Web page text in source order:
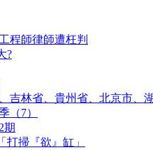
程師律師遭枉判
?
吉林省、貴州省、北京市、
（7）
期
掃『欲』缸」